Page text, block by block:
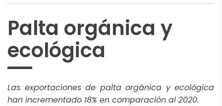
Palta orgánica y
ecológica
Las exportaciones de palta orgánica y ecológica
han incrementado 18% en comparación al 2020.